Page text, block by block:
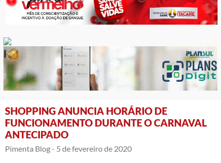
SHOPPING ANUNCIA HORÁRIO DE
FUNCIONAMENTO DURANTE O CARNAVAL
ANTECIPADO
Pimenta Blog - 5 de fevereiro de 2020